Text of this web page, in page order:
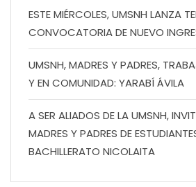
ESTE MIÉRCOLES, UMSNH LANZA
CONVOCATORIA DE NUEVO
UMSNH, MADRES Y PADRES,
Y EN COMUNIDAD: YARABÍ ÁVILA
A SER ALIADOS DE LA UMSNH,
MADRES Y PADRES DE
BACHILLERATO NICOLAITA